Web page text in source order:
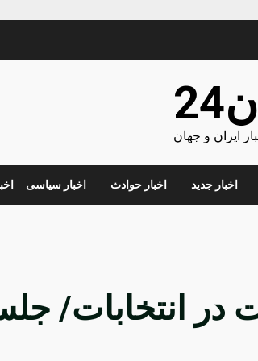
ایران و جهان
اخبار جدید اخبار حوادث اخبار سیاسی
در انتخابات/